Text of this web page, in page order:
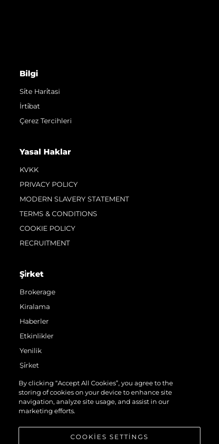
Bilgi
Si̇te Hari̇tasi
İrti̇bat
Çerez Tercihleri
Yasal Haklar
KVKK
PRIVACY POLICY
MODERN SLAVERY STATEMENT
TERMS & CONDITIONS
COOKIE POLICY
RECRUITMENT
Şi̇rket
Brokerage
Kiralama
Haberler
Etkinlikler
Yenilik
Şi̇rket
Ekip
Yaşam Şekli̇
Mi̇ras
By clicking “Accept All Cookies”, you agree to the
storing of cookies on your device to enhance site
navigation, analyze site usage, and assist in our
marketing efforts.
COOKIES SETTINGS